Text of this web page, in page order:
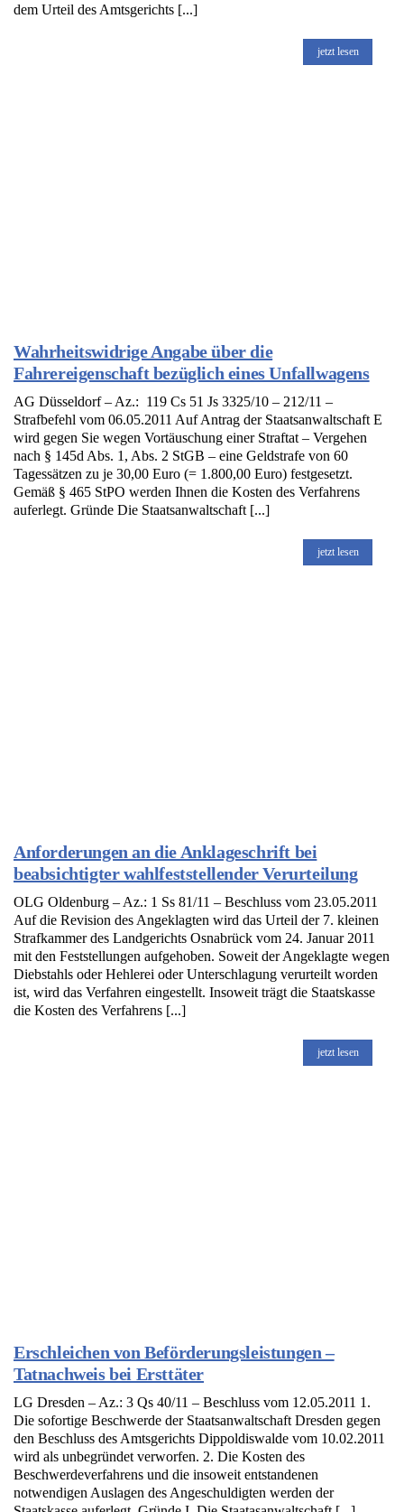
dem Urteil des Amtsgerichts [...]
jetzt lesen
Wahrheitswidrige Angabe über die
Fahrereigenschaft bezüglich eines Unfallwagens
AG Düsseldorf – Az.: 119 Cs 51 Js 3325/10 – 212/11 –
Strafbefehl vom 06.05.2011 Auf Antrag der Staatsanwaltschaft E
wird gegen Sie wegen Vortäuschung einer Straftat – Vergehen
nach § 145d Abs. 1, Abs. 2 StGB – eine Geldstrafe von 60
Tagessätzen zu je 30,00 Euro (= 1.800,00 Euro) festgesetzt.
Gemäß § 465 StPO werden Ihnen die Kosten des Verfahrens
auferlegt. Gründe Die Staatsanwaltschaft [...]
jetzt lesen
Anforderungen an die Anklageschrift bei
beabsichtigter wahlfeststellender Verurteilung
OLG Oldenburg – Az.: 1 Ss 81/11 – Beschluss vom 23.05.2011
Auf die Revision des Angeklagten wird das Urteil der 7. kleinen
Strafkammer des Landgerichts Osnabrück vom 24. Januar 2011
mit den Feststellungen aufgehoben. Soweit der Angeklagte wegen
Diebstahls oder Hehlerei oder Unterschlagung verurteilt worden
ist, wird das Verfahren eingestellt. Insoweit trägt die Staatskasse
die Kosten des Verfahrens [...]
jetzt lesen
Erschleichen von Beförderungsleistungen –
Tatnachweis bei Ersttäter
LG Dresden – Az.: 3 Qs 40/11 – Beschluss vom 12.05.2011 1.
Die sofortige Beschwerde der Staatsanwaltschaft Dresden gegen
den Beschluss des Amtsgerichts Dippoldiswalde vom 10.02.2011
wird als unbegründet verworfen. 2. Die Kosten des
Beschwerdeverfahrens und die insoweit entstandenen
notwendigen Auslagen des Angeschuldigten werden der